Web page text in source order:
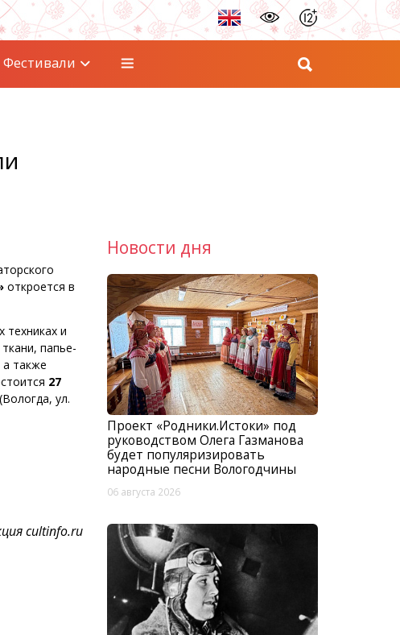
Фестивали
откроется в
техниках и
папье-
а также
27
ул.
cultinfo.ru
Новости дня
Проект «Родники.Истоки» под
руководством Олега Газманова
будет популяризировать
народные песни Вологодчины
06 августа 2026